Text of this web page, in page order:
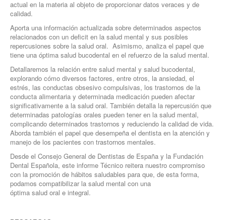
actual en la materia al objeto de proporcionar datos veraces y de
calidad.
Aporta una información actualizada sobre determinados aspectos
relacionados con un deficit en la salud mental y sus posibles
repercusiones sobre la salud oral. Asimismo, analiza el papel que
tiene una óptima salud bucodental en el refuerzo de la salud mental.
Detallaremos la relación entre salud mental y salud bucodental,
explorando cómo diversos factores, entre otros, la ansiedad, el
estrés, las conductas obsesivo compulsivas, los trastornos de la
conducta alimentaria y determinada medicación pueden afectar
significativamente a la salud oral. También detalla la repercusión que
determinadas patologías orales pueden tener en la salud mental,
complicando determinados trastornos y reduciendo la calidad de vida.
Aborda también el papel que desempeña el dentista en la atención y
manejo de los pacientes con trastornos mentales.
Desde el Consejo General de Dentistas de España y la Fundación
Dental Española, este informe Técnico reitera nuestro compromiso
con la promoción de hábitos saludables para que, de esta forma,
podamos compatibilizar la salud mental con una
óptima salud oral e integral.